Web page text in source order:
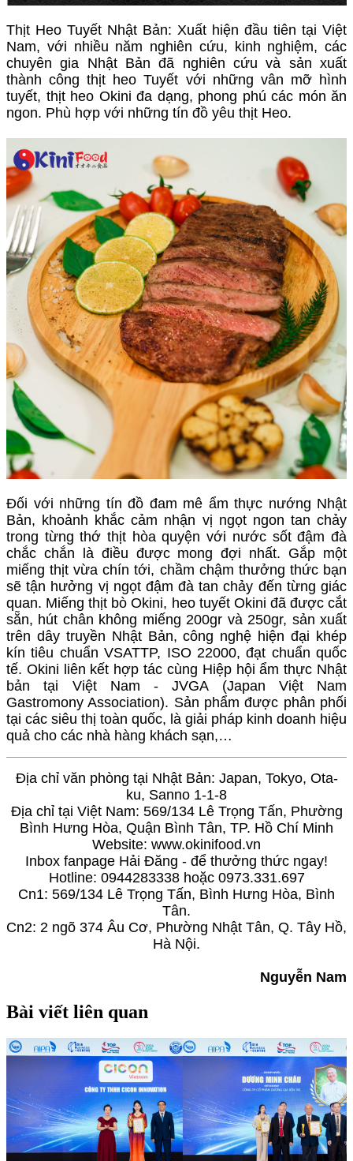
Thịt Heo Tuyết Nhật Bản: Xuất hiện đầu tiên tại Việt
Nam, với nhiều năm nghiên cứu, kinh nghiệm, các
chuyên gia Nhật Bản đã nghiên cứu và sản xuất
thành công thịt heo Tuyết với những vân mỡ hình
tuyết, thịt heo Okini đa dạng, phong phú các món ăn
ngon. Phù hợp với những tín đồ yêu thịt Heo.
Đối với những tín đồ đam mê ẩm thực nướng Nhật
Bản, khoảnh khắc cảm nhận vị ngọt ngon tan chảy
trong từng thớ thịt hòa quyện với nước sốt đậm đà
chắc chắn là điều được mong đợi nhất. Gắp một
miếng thịt vừa chín tới, chầm chậm thưởng thức bạn
sẽ tận hưởng vị ngọt đậm đà tan chảy đến từng giác
quan. Miếng thịt bò Okini, heo tuyết Okini đã được cắt
sẵn, hút chân không miếng 200gr và 250gr, sản xuất
trên dây truyền Nhật Bản, công nghệ hiện đại khép
kín tiêu chuẩn VSATTP, ISO 22000, đạt chuẩn quốc
tế. Okini liên kết hợp tác cùng Hiệp hội ẩm thực Nhật
bản tại Việt Nam - JVGA (Japan Việt Nam
Gastromony Association). Sản phẩm được phân phối
tại các siêu thị toàn quốc, là giải pháp kinh doanh hiệu
quả cho các nhà hàng khách sạn,…
Địa chỉ văn phòng tại Nhật Bản: Japan, Tokyo, Ota-
ku, Sanno 1-1-8
Địa chỉ tại Việt Nam: 569/134 Lê Trọng Tấn, Phường
Bình Hưng Hòa, Quận Bình Tân, TP. Hồ Chí Minh
Website: www.okinifood.vn
Inbox fanpage Hải Đăng - để thưởng thức ngay!
Hotline: 0944283338 hoặc 0973.331.697
Cn1: 569/134 Lê Trọng Tấn, Bình Hưng Hòa, Bình
Tân.
Cn2: 2 ngõ 374 Âu Cơ, Phường Nhật Tân, Q. Tây Hồ,
Hà Nội.
Nguyễn Nam
Bài viết liên quan